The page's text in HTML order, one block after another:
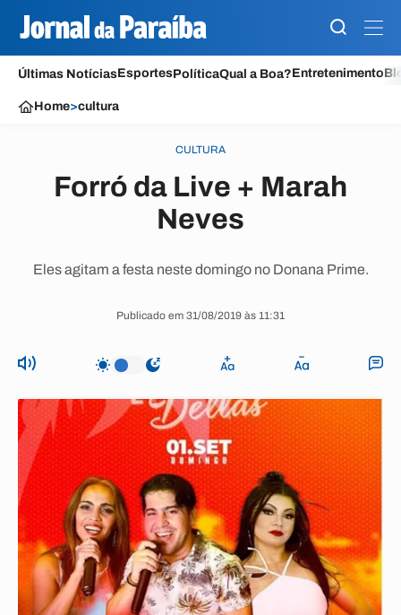
Últimas NotíciasEsportesPolíticaQual a Boa?Entretenimento
Home>cultura
CULTURA
Forró da Live + Marah
Neves
Eles agitam a festa neste domingo no Donana Prime.
Publicado em 31/08/2019 às 11:31